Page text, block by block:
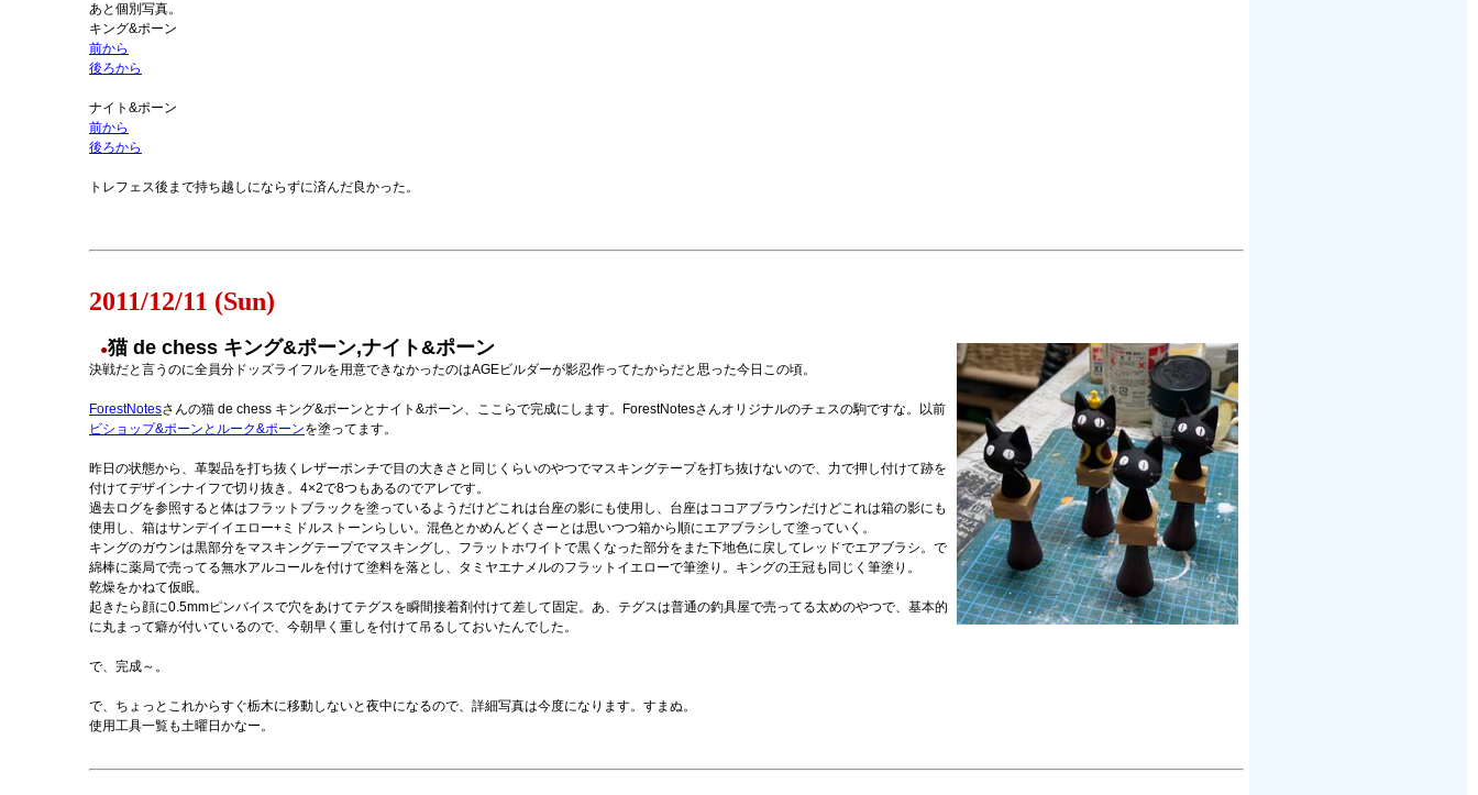
あと個別写真。
キング&ポーン
前から
後ろから
ナイト&ポーン
前から
後ろから
トレフェス後まで持ち越しにならずに済んだ良かった。
2011/12/11 (Sun)
●猫 de chess キング&ポーン,ナイト&ポーン
決戦だと言うのに全員分ドッズライフルを用意できなかったのはAGEビルダーが影忍作ってたからだと思った今日この頃。
ForestNotesさんの猫 de chess キング&ポーンとナイト&ポーン、ここらで完成にします。ForestNotesさんオリジナルのチェスの駒ですな。以前
ビショップ&ポーンとルーク&ポーンを塗ってます。
昨日の状態から、革製品を打ち抜くレザーポンチで目の大きさと同じくらいのやつでマスキングテープを打ち抜けないので、力で押し付けて跡を
付けてデザインナイフで切り抜き。4×2で8つもあるのでアレです。
過去ログを参照すると体はフラットブラックを塗っているようだけどこれは台座の影にも使用し、台座はココアブラウンだけどこれは箱の影にも
使用し、箱はサンデイイエロー+ミドルストーンらしい。混色とかめんどくさーとは思いつつ箱から順にエアブラシして塗っていく。
キングのガウンは黒部分をマスキングテープでマスキングし、フラットホワイトで黒くなった部分をまた下地色に戻してレッドでエアブラシ。で
綿棒に薬局で売ってる無水アルコールを付けて塗料を落とし、タミヤエナメルのフラットイエローで筆塗り。キングの王冠も同じく筆塗り。
乾燥をかねて仮眠。
起きたら顔に0.5mmピンバイスで穴をあけてテグスを瞬間接着剤付けて差して固定。あ、テグスは普通の釣具屋で売ってる太めのやつで、基本的
に丸まって癖が付いているので、今朝早く重しを付けて吊るしておいたんでした。
で、完成～。
で、ちょっとこれからすぐ栃木に移動しないと夜中になるので、詳細写真は今度になります。すまぬ。
使用工具一覧も土曜日かなー。